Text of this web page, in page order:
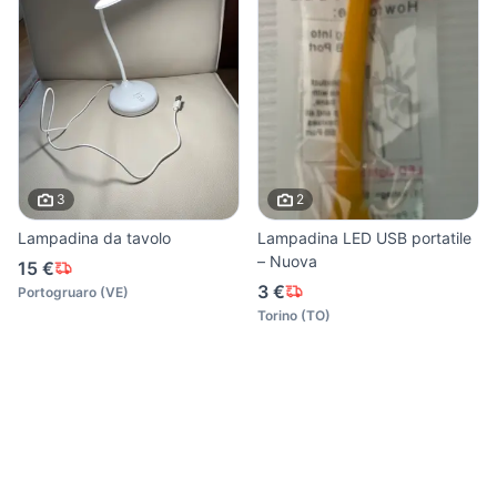
3
Lampadina da tavolo
15 €
Portogruaro (VE)
2
Lampadina LED USB portatile
– Nuova
3 €
Torino (TO)